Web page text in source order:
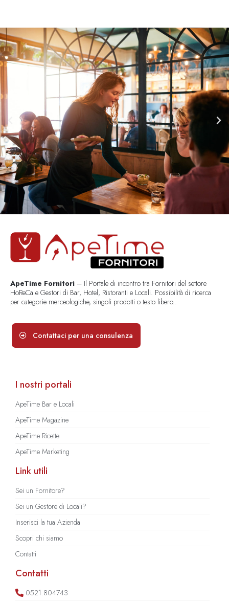
ApeTime Fornitori – Il Portale di incontro tra Fornitori del settore
HoReCa e Gestori di Bar, Hotel, Ristoranti e Locali. Possibilità di ricerca
per categorie merceologiche, singoli prodotti o testo libero..
Contattaci per una consulenza
I nostri portali
ApeTime Bar e Locali
ApeTime Magazine
ApeTime Ricette
ApeTime Marketing
Link utili
Sei un Fornitore?
Sei un Gestore di Locali?
Inserisci la tua Azienda
Scopri chi siamo
Contatti
Contatti
0521.804743